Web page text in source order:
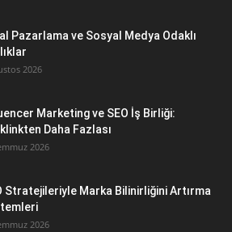
Pazarlama ve Sosyal Medya Odaklı
2026
Marketing ve SEO İş Birliği:
Daha Fazlası
2026
Stratejileriyle Marka Bilinirliğini Artırma
2026